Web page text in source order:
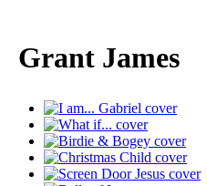
Grant James